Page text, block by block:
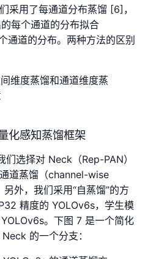
采用了每通道分布蒸馏 [6]，
每个通道的分布拟合
通道的分布。两种方法的区别
化感知蒸馏框架
们选择对 Neck（Rep-PAN）
道蒸馏（channel-wise
外，我们采用“自蒸馏”的方
精度的 YOLOv6s，学生模
。下图 7 是一个简化
的一个分支：